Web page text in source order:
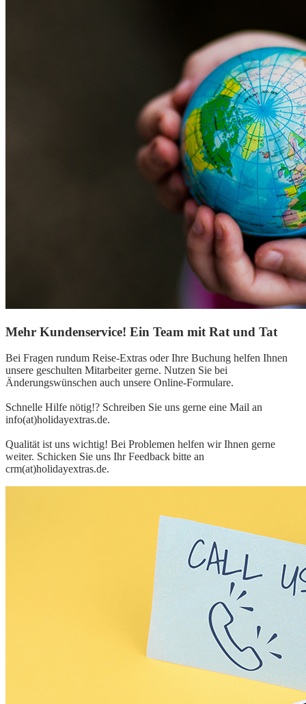
Mehr Kundenservice! Ein Team mit Rat und Tat
Bei Fragen rundum Reise-Extras oder Ihre Buchung helfen Ihnen
unsere geschulten Mitarbeiter gerne. Nutzen Sie bei
Änderungswünschen auch unsere Online-Formulare.
Schnelle Hilfe nötig!? Schreiben Sie uns gerne eine Mail an
info(at)holidayextras.de.
Qualität ist uns wichtig! Bei Problemen helfen wir Ihnen gerne
weiter. Schicken Sie uns Ihr Feedback bitte an
crm(at)holidayextras.de.